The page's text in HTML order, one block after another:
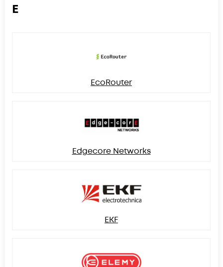
E
EcoRouter
Edgecore Networks
EKF